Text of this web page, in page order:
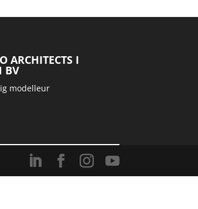
ARCHITECTS I
BV
modelleur